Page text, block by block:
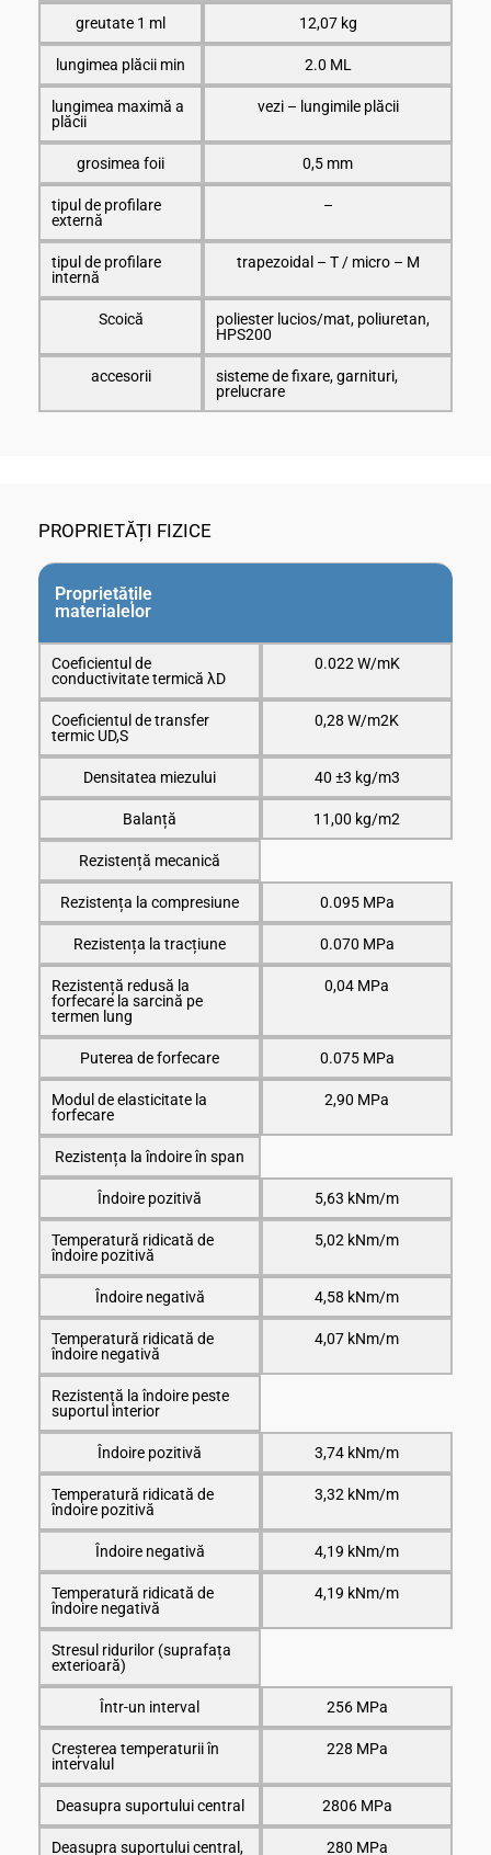
greutate 1 ml 12,07 kg
lungimea plăcii min 2.0 ML
lungimea maximă a
plăcii
vezi – lungimile plăcii
grosimea foii 0,5 mm
tipul de profilare
externă
–
tipul de profilare
internă
trapezoidal – T / micro – M
Scoică
poliester lucios/mat, poliuretan,
HPS200
accesorii
sisteme de fixare, garnituri,
prelucrare
PROPRIETĂȚI FIZICE
Proprietățile
materialelor
Coeficientul de
conductivitate termică λD
0.022 W/mK
Coeficientul de transfer
termic UD,S
0,28 W/m2K
Densitatea miezului 40 ±3 kg/m3
Balanță 11,00 kg/m2
Rezistență mecanică
Rezistența la compresiune 0.095 MPa
Rezistența la tracțiune 0.070 MPa
Rezistență redusă la
forfecare la sarcină pe
termen lung
0,04 MPa
Puterea de forfecare 0.075 MPa
Modul de elasticitate la
forfecare
2,90 MPa
Rezistența la îndoire în span
Îndoire pozitivă 5,63 kNm/m
Temperatură ridicată de
îndoire pozitivă
5,02 kNm/m
Îndoire negativă 4,58 kNm/m
Temperatură ridicată de
îndoire negativă
4,07 kNm/m
Rezistență la îndoire peste
suportul interior
Îndoire pozitivă 3,74 kNm/m
Temperatură ridicată de
îndoire pozitivă
3,32 kNm/m
Îndoire negativă 4,19 kNm/m
Temperatură ridicată de
îndoire negativă
4,19 kNm/m
Stresul ridurilor (suprafața
exterioară)
Într-un interval 256 MPa
Creșterea temperaturii în
intervalul
228 MPa
Deasupra suportului central 2806 MPa
Deasupra suportului central,
280 MPa